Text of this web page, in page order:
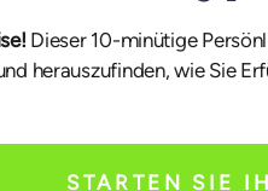
Dieser 10-minütige
herauszufinden, wie Sie
STARTEN SIE